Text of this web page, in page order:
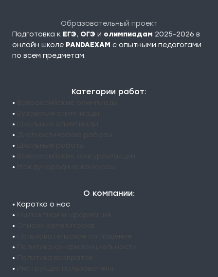
Образовательный проект
Подготовка к ЕГЭ, ОГЭ и олимпиадам 2025-2026 в
онлайн школе PANDAEXAM c опытными педагогами
по всем предметам.
Категории работ:
•
•
•
•
•
•
•
О компании:
• Коротко о нас
•
•
•
•
•
•